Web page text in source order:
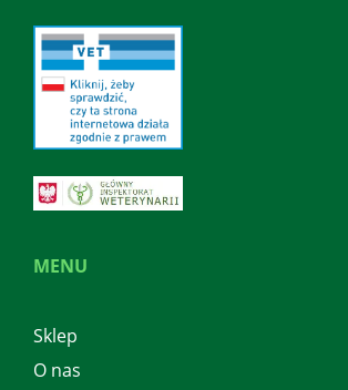
MENU
Sklep
O nas